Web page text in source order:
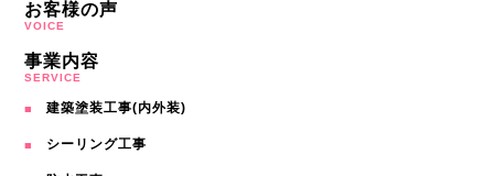
お客様の声
VOICE
事業内容
SERVICE
建築塗装工事(内外装)
シーリング工事